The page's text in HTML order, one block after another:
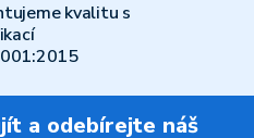
kvalitu s
a odebírejte náš